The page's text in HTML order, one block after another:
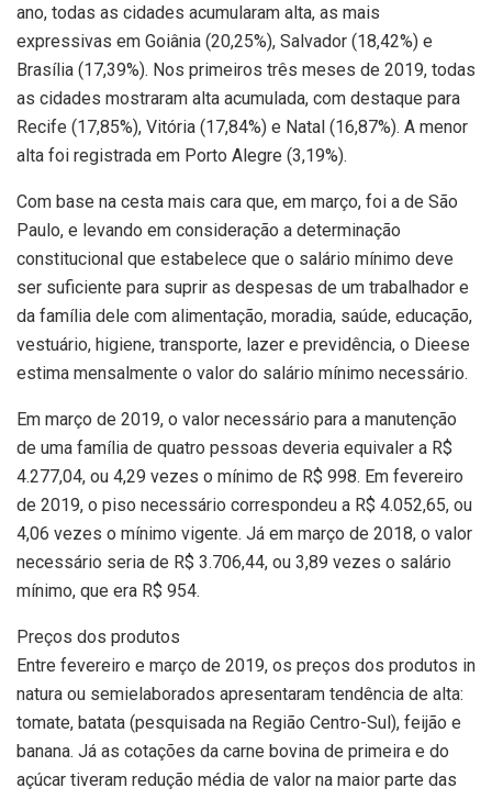
ano, todas as cidades acumularam alta, as mais
expressivas em Goiânia (20,25%), Salvador (18,42%) e
Brasília (17,39%). Nos primeiros três meses de 2019, todas
as cidades mostraram alta acumulada, com destaque para
Recife (17,85%), Vitória (17,84%) e Natal (16,87%). A menor
alta foi registrada em Porto Alegre (3,19%).
Com base na cesta mais cara que, em março, foi a de São
Paulo, e levando em consideração a determinação
constitucional que estabelece que o salário mínimo deve
ser suficiente para suprir as despesas de um trabalhador e
da família dele com alimentação, moradia, saúde, educação,
vestuário, higiene, transporte, lazer e previdência, o Dieese
estima mensalmente o valor do salário mínimo necessário.
Em março de 2019, o valor necessário para a manutenção
de uma família de quatro pessoas deveria equivaler a R$
4.277,04, ou 4,29 vezes o mínimo de R$ 998. Em fevereiro
de 2019, o piso necessário correspondeu a R$ 4.052,65, ou
4,06 vezes o mínimo vigente. Já em março de 2018, o valor
necessário seria de R$ 3.706,44, ou 3,89 vezes o salário
mínimo, que era R$ 954.
Preços dos produtos
Entre fevereiro e março de 2019, os preços dos produtos in
natura ou semielaborados apresentaram tendência de alta:
tomate, batata (pesquisada na Região Centro-Sul), feijão e
banana. Já as cotações da carne bovina de primeira e do
açúcar tiveram redução média de valor na maior parte das